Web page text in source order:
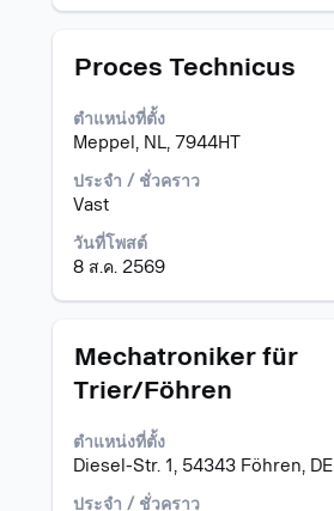
ตำแหน่ง
Proces Technicus
ตำแหน่งที่ตั้ง
Meppel, NL, 7944HT
ประจำ / ชั่วคราว
Vast
วันที่โพสต์
8 ส.ค. 2569
เลือก
ใช้
Space
Bar
เพื่อ
ดู
เนื้อหา
แบบ
เต็ม
ของ
งาน
ตำแหน่ง
Mechatroniker für
Trier/Föhren
ตำแหน่งที่ตั้ง
Diesel-Str. 1, 54343 Föhren, DE
ประจำ / ชั่วคราว
เลือก
ใช้
Bar
เพื่อ
ดู